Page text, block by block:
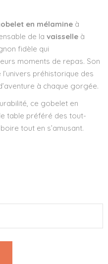
en mélamine à
de la vaisselle à
fidèle qui
moments de repas. Son
préhistorique des
à chaque gorgée.
ce gobelet en
table préféré des tout-
tout en s’amusant.